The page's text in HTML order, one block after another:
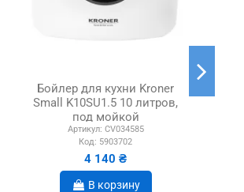
Бойлер для кухни Kroner
Small K10SU1.5 10 литров,
под мойкой
Артикул: CV034585
Код: 5903702
4 140 ₴
В корзину